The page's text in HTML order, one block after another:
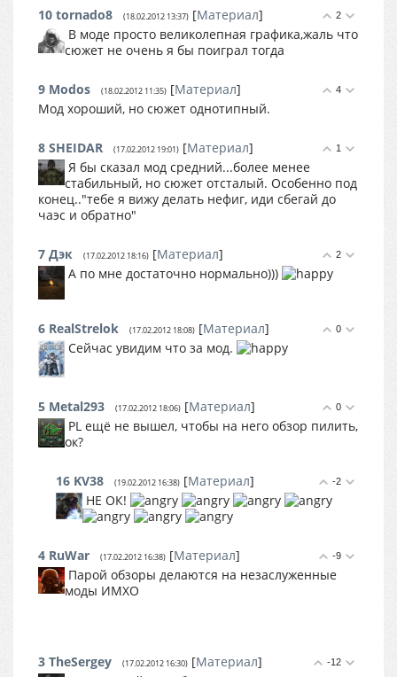
2
10 tornado8 (18.02.2012 13:37) [Материал]
В моде просто великолепная графика,жаль что
сюжет не очень я бы поиграл тогда
4
9 Modos (18.02.2012 11:35) [Материал]
Мод хороший, но сюжет однотипный.
1
8 SHEIDAR (17.02.2012 19:01) [Материал]
Я бы сказал мод средний...более менее
стабильный, но сюжет отсталый. Особенно под
конец.."тебе я вижу делать нефиг, иди сбегай до
чаэс и обратно"
2
7 Дэк (17.02.2012 18:16) [Материал]
А по мне достаточно нормально)))
0
6 RealStrelok (17.02.2012 18:08) [Материал]
Сейчас увидим что за мод.
0
5 Metal293 (17.02.2012 18:06) [Материал]
PL ещё не вышел, чтобы на него обзор пилить,
ок?
-2
16 KV38 (19.02.2012 16:38) [Материал]
НЕ ОК!
-9
4 RuWar (17.02.2012 16:38) [Материал]
Парой обзоры делаются на незаслуженные
моды ИМХО
-12
3 TheSergey (17.02.2012 16:30) [Материал]